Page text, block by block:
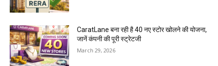
CaratLane बना रही है 40 नए स्टोर खोलने की योजना,
जानें कंपनी की पूरी स्ट्रेटजी
March 29, 2026